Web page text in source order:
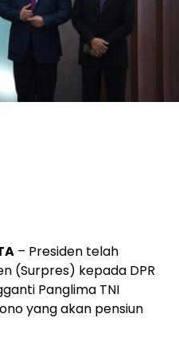
– Presiden telah
(Surpres) kepada DPR
Panglima TNI
yang akan pensiun